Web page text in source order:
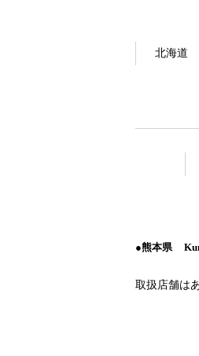
北海道
熊本県